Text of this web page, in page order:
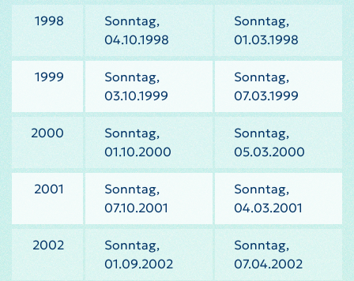
1998
Sonntag,
04.10.1998
Sonntag,
01.03.1998
1999
Sonntag,
03.10.1999
Sonntag,
07.03.1999
2000
Sonntag,
01.10.2000
Sonntag,
05.03.2000
2001
Sonntag,
07.10.2001
Sonntag,
04.03.2001
2002
Sonntag,
01.09.2002
Sonntag,
07.04.2002